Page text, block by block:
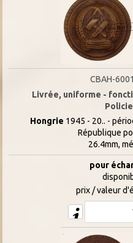
CBAH-
Livrée, uniforme -
Hongrie 1945 - 20.. -
République
26.4mm,
pour
prix / valeur